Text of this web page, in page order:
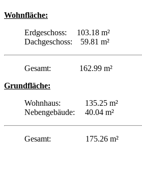
Wohnfläche:
Erdgeschoss: 103.18 m²
Dachgeschoss: 59.81 m²
Gesamt: 162.99 m²
Grundfläche:
Wohnhaus: 135.25 m²
Nebengebäude: 40.04 m²
Gesamt: 175.26 m²